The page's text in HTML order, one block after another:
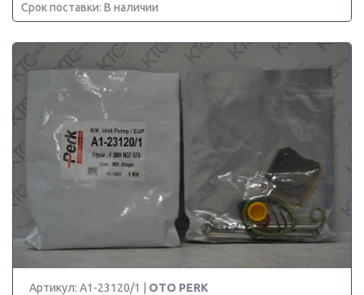
Срок поставки: В наличии
Артикул: A1-23120/1 | OTO PERK